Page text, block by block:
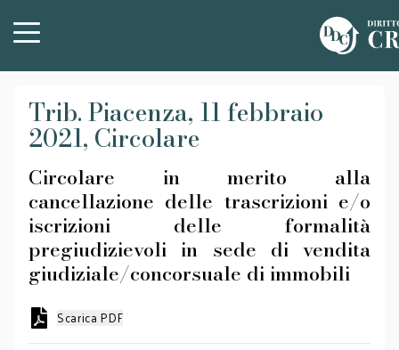
Trib. Piacenza, 11 febbraio
2021, Circolare
Circolare in merito alla
cancellazione delle trascrizioni e/o
iscrizioni delle formalità
pregiudizievoli in sede di vendita
giudiziale/concorsuale di immobili
Scarica PDF